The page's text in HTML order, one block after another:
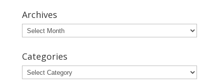
Archives
Archives
Categories
Categories